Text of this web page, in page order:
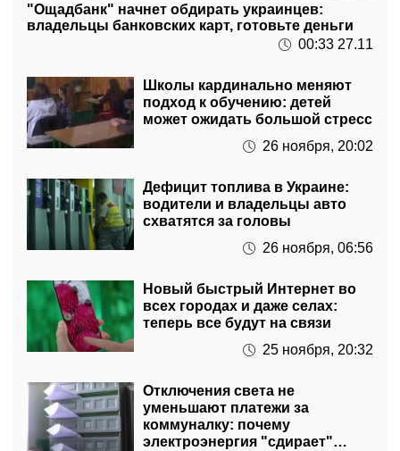
00:33 27.11
Школы кардинально меняют
может ожидать большой стресс
26 ноября, 20:02
Дефицит топлива в Украине:
схватятся за головы
26 ноября, 06:56
Новый быстрый Интернет во
теперь все будут на связи
25 ноября, 20:32
Отключения света не
коммуналку: почему
электроэнергия "сдирает"
деньги
25 ноября, 16:26